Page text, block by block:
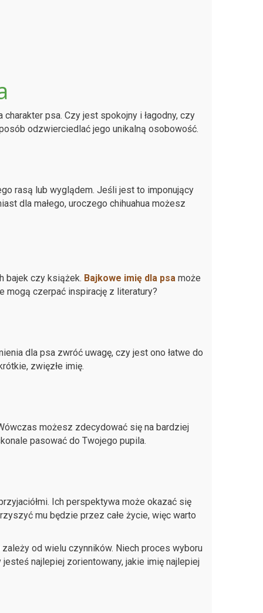
psa. Czy jest spokojny i łagodny, czy
odzwierciedlać jego unikalną osobowość.
rasą lub wyglądem. Jeśli jest to imponujący
dla małego, uroczego chihuahua możesz
bajek czy książek. Bajkowe imię dla psamoże
mogą czerpać inspirację z literatury?
dla psa zwróć uwagę, czy jest ono łatwe do
zwięzłe imię.
możesz zdecydować się na bardziej
pasować do Twojego pupila.
Ich perspektywa może okazać się
mu będzie przez całe życie, więc warto
od wielu czynników. Niech proces wyboru
najlepiej zorientowany, jakie imię najlepiej